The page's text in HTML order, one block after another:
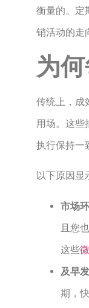
衡量的。定
销活动的走
为
传统上，成
用场。这些
执行保持一
以下原因显
市场
且您
这些
及早
期，